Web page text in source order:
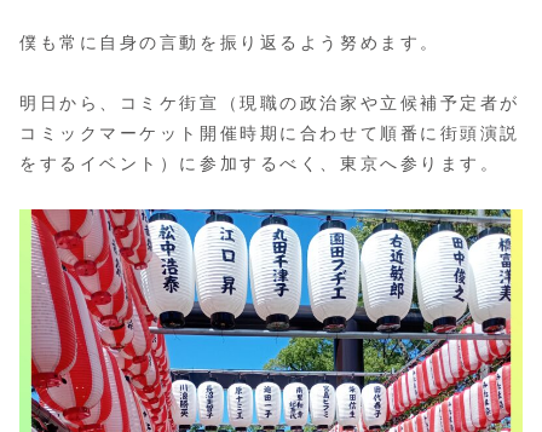
僕も常に自身の言動を振り返るよう努めます。
明日から、コミケ街宣（現職の政治家や立候補予定者が
コミックマーケット開催時期に合わせて順番に街頭演説
をするイベント）に参加するべく、東京へ参ります。